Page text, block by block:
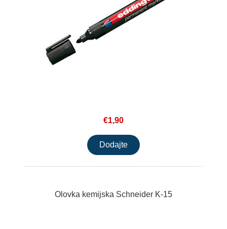
€1,90
Olovka kemijska Schneider K-15